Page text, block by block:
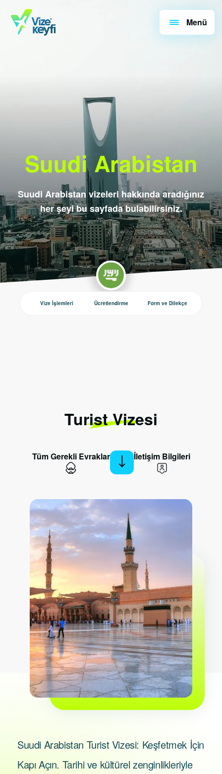
Menü
Suudi Arabistan
Suudi Arabistan vizeleri hakkında aradığınız
her şeyi bu sayfada bulabilirsiniz.
Vize İşlemleri Ücretlendirme Form ve Dilekçe
Turist Vizesi
Tüm Gerekli Evraklar İletişim Bilgileri
Suudi Arabistan Turist Vizesi: Keşfetmek İçin
Kapı Açın. Tarihi ve kültürel zenginlikleriyle